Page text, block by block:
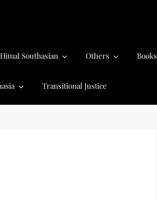
Himal Southasian Others Books
Transitional Justice